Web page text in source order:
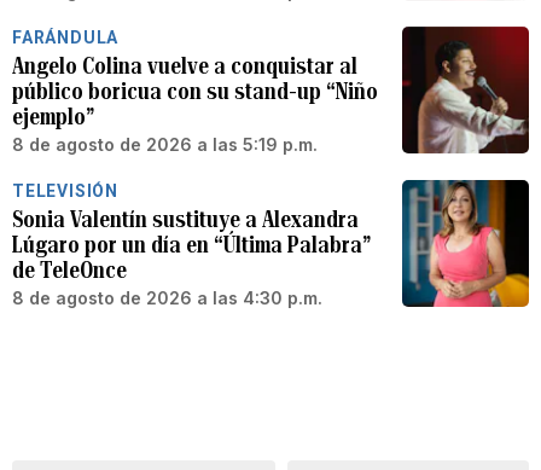
FARÁNDULA
Angelo Colina vuelve a conquistar al
público boricua con su stand-up “Niño
ejemplo”
8 de agosto de 2026 a las 5:19 p.m.
TELEVISIÓN
Sonia Valentín sustituye a Alexandra
Lúgaro por un día en “Última Palabra”
de TeleOnce
8 de agosto de 2026 a las 4:30 p.m.